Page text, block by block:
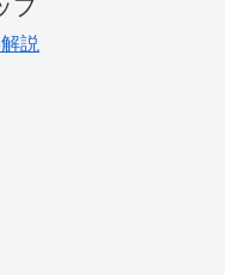
プ
説